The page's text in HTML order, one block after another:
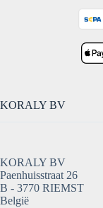
KORALY BV
KORALY BV
Paenhuisstraat 26
B - 3770 RIEMST
België